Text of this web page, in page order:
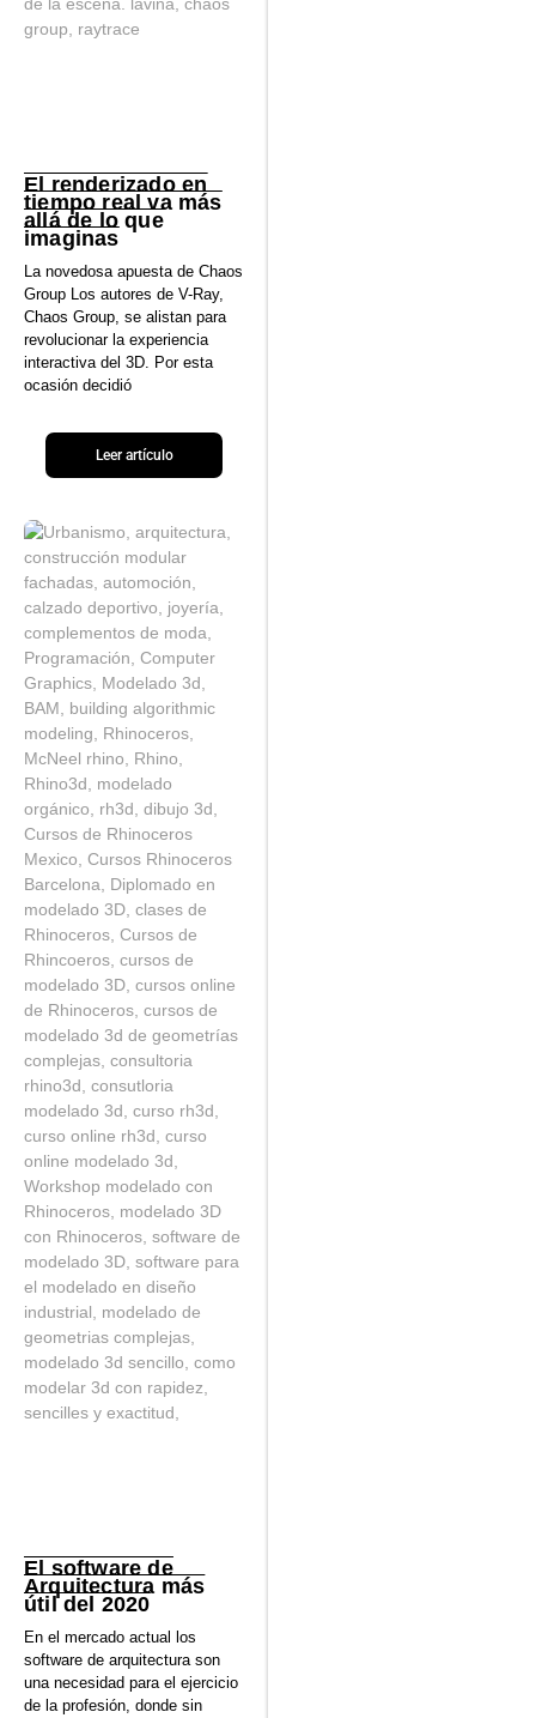
El renderizado en
tiempo real va más
allá de lo que
imaginas
La novedosa apuesta de Chaos
Group Los autores de V-Ray,
Chaos Group, se alistan para
revolucionar la experiencia
interactiva del 3D. Por esta
ocasión decidió
Leer artículo
El software de
Arquitectura más
útil del 2020
En el mercado actual los
software de arquitectura son
una necesidad para el ejercicio
de la profesión, donde sin